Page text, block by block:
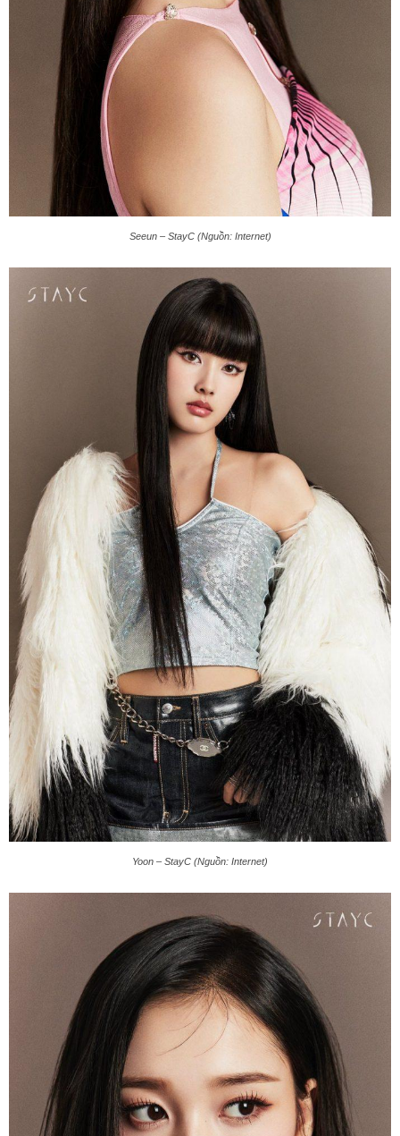
Seeun – StayC (Nguồn: Internet)
Yoon – StayC (Nguồn: Internet)